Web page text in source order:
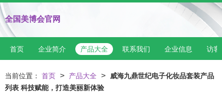
全国美博会官网
首页 企业简介 产品大全 联系我们 企业信息 访客
当前位置： 首页 > 产品大全 >
威海九鼎世纪电子化妆品套装产品
列表 科技赋能，打造美丽新体验